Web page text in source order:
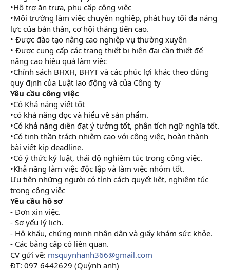
•Hỗ trợ ăn trưa, phụ cấp công việc
•Môi trường làm việc chuyên nghiệp, phát huy tối đa năng
lực của bản thân, cơ hội thăng tiến cao.
• Được đào tạo nâng cao nghiệp vụ thường xuyên
• Được cung cấp các trang thiết bị hiện đại cần thiết để
nâng cao hiệu quả làm việc
•Chính sách BHXH, BHYT và các phúc lợi khác theo đúng
quy định của Luật lao động và của Công ty
Yêu cầu công việc
•Có Khả năng viết tốt
•có khả năng đọc và hiểu về sản phẩm.
•Có khả năng diễn đạt ý tưởng tốt, phân tích ngữ nghĩa tốt.
•Có tinh thần trách nhiệm cao với công việc, hoàn thành
bài viết kịp deadline.
•Có ý thức kỷ luật, thái độ nghiêm túc trong công việc.
•Khả năng làm việc độc lập và làm việc nhóm tốt.
Ưu tiên những người có tính cách quyết liệt, nghiêm túc
trong công việc
Yêu cầu hồ sơ
- Đơn xin việc.
- Sơ yếu lý lịch.
- Hộ khẩu, chứng minh nhân dân và giấy khám sức khỏe.
- Các bằng cấp có liên quan.
CV gửi về: msquynhanh366@gmail.com
ĐT: 097 6442629 (Quỳnh anh)